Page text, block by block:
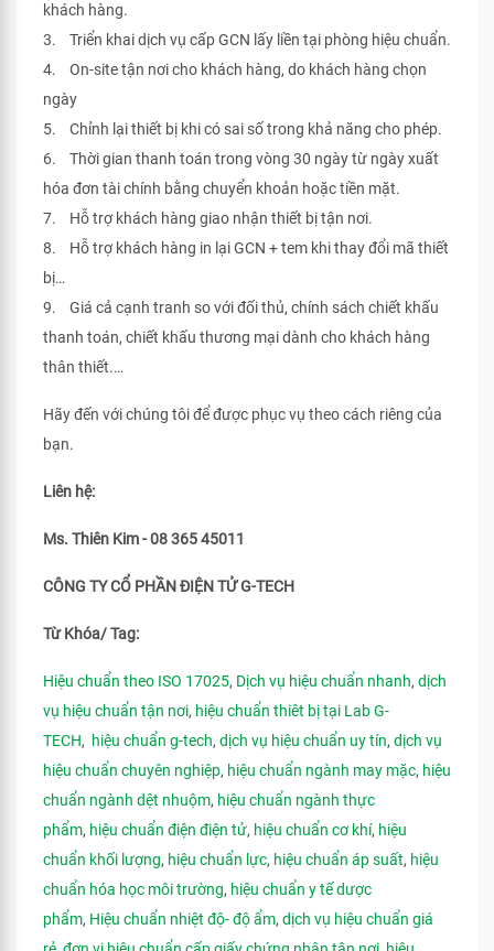
khách hàng.
3. Triển khai dịch vụ cấp GCN lấy liền tại phòng hiệu chuẩn.
4. On-site tận nơi cho khách hàng, do khách hàng chọn
ngày
5. Chỉnh lại thiết bị khi có sai số trong khả năng cho phép.
6. Thời gian thanh toán trong vòng 30 ngày từ ngày xuất
hóa đơn tài chính bằng chuyển khoản hoặc tiền mặt.
7. Hỗ trợ khách hàng giao nhận thiết bị tận nơi.
8. Hỗ trợ khách hàng in lại GCN + tem khi thay đổi mã thiết
bị…
9. Giá cả cạnh tranh so với đối thủ, chính sách chiết khấu
thanh toán, chiết khấu thương mại dành cho khách hàng
thân thiết.…
Hãy đến với chúng tôi để được phục vụ theo cách riêng của
bạn.
Liên hệ:
Ms. Thiên Kim - 08 365 45011
CÔNG TY CỔ PHẦN ĐIỆN TỬ G-TECH
Từ Khóa/ Tag:
Hiệu chuẩn theo ISO 17025, Dịch vụ hiệu chuẩn nhanh, dịch
vụ hiệu chuẩn tận nơi, hiệu chuẩn thiêt bị tại Lab G-
TECH, hiệu chuẩn g-tech, dịch vụ hiệu chuẩn uy tín, dịch vụ
hiệu chuẩn chuyên nghiệp, hiệu chuẩn ngành may mặc, hiệu
chuẩn ngành dệt nhuộm, hiệu chuẩn ngành thực
phẩm, hiệu chuẩn điện điện tử, hiệu chuẩn cơ khí, hiệu
chuẩn khối lượng, hiệu chuẩn lực, hiệu chuẩn áp suất, hiệu
chuẩn hóa học môi trường, hiệu chuẩn y tế dược
phẩm, Hiệu chuẩn nhiệt độ- độ ẩm, dịch vụ hiệu chuẩn giá